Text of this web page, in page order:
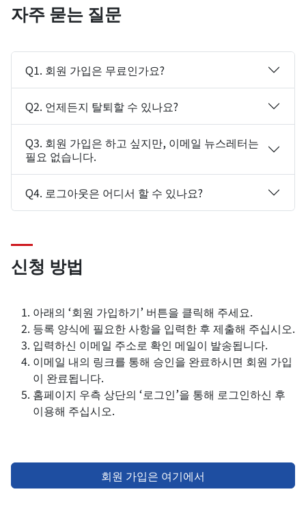
자주 묻는 질문
Q1. 회원 가입은 무료인가요?
Q2. 언제든지 탈퇴할 수 있나요?
Q3. 회원 가입은 하고 싶지만, 이메일 뉴스레터는
필요 없습니다.
Q4. 로그아웃은 어디서 할 수 있나요?
신청 방법
아래의 ‘회원 가입하기’ 버튼을 클릭해 주세요.
등록 양식에 필요한 사항을 입력한 후 제출해 주십시오.
입력하신 이메일 주소로 확인 메일이 발송됩니다.
이메일 내의 링크를 통해 승인을 완료하시면 회원 가입
이 완료됩니다.
홈페이지 우측 상단의 ‘로그인’을 통해 로그인하신 후
이용해 주십시오.
회원 가입은 여기에서